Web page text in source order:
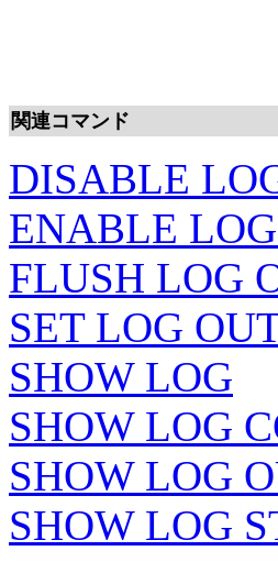
関連コマンド
DISABLE
ENABLE
FLUSH LOG
SET LOG
SHOW LOG
SHOW LOG
SHOW LOG
SHOW LOG